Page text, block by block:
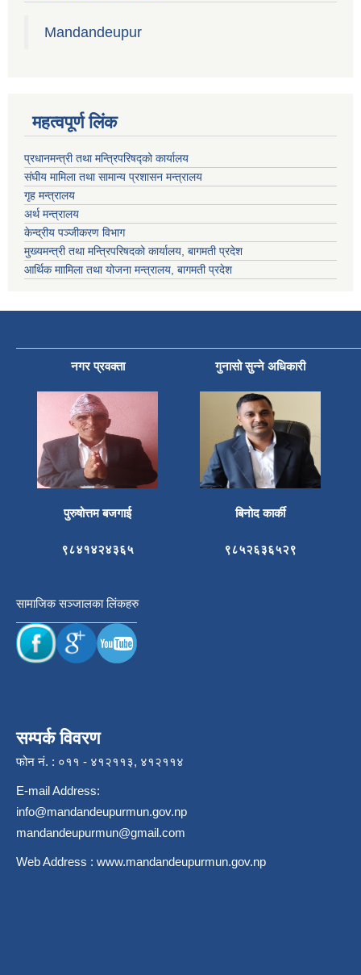
Mandandeupur
महत्वपूर्ण लिंक
प्रधानमन्त्री तथा मन्त्रिपरिषद्को कार्यालय
संघीय मामिला तथा सामान्य प्रशासन मन्त्रालय
गृह मन्त्रालय
अर्थ मन्त्रालय
केन्द्रीय पञ्जीकरण विभाग
मुख्यमन्त्री तथा मन्त्रिपरिषदको कार्यालय, बागमती प्रदेश
आर्थिक माामिला तथा योजना मन्त्रालय, बागमती प्रदेश
नगर प्रवक्ता गुनासो सुन्ने अधिकारी
पुरुषोत्तम बजगाई बिनोद कार्की
९८४१४२४३६५ ९८५२६३६५२९
सामाजिक सञ्जालका लिंकहरु
सम्पर्क विवरण
फोन नं. : ०११ - ४१२११३, ४१२११४
E-mail Address:
info@mandandeupurmun.gov.np
mandandeupurmun@gmail.com
Web Address : www.mandandeupurmun.gov.np